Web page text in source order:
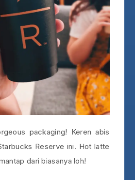
packaging! Keren abis
Reserve ini. Hot latte
dari biasanya loh!